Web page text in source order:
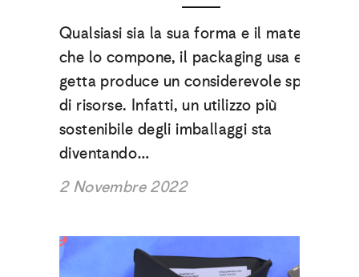
Qualsiasi sia la sua forma e il materiale
che lo compone, il packaging usa e
getta produce un considerevole spreco
di risorse. Infatti, un utilizzo più
sostenibile degli imballaggi sta
diventando…
2 Novembre 2022